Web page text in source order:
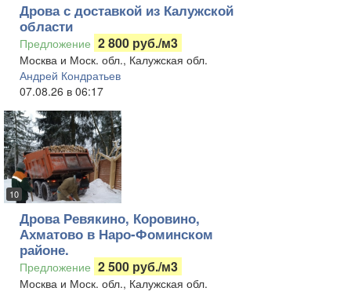
Дрова с доставкой из Калужской
области
Предложение 2 800 руб./м3
Москва и Моск. обл., Калужская обл.
Андрей Кондратьев
07.08.26 в 06:17
10
Дрова Ревякино, Коровино,
Ахматово в Наро-Фоминском
районе.
Предложение 2 500 руб./м3
Москва и Моск. обл., Калужская обл.